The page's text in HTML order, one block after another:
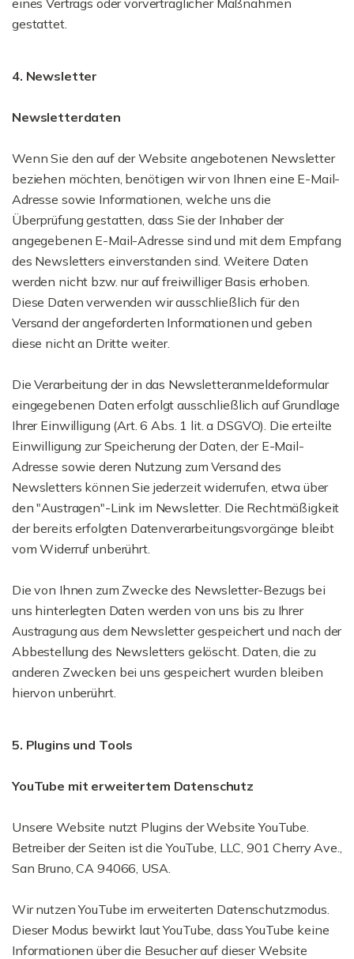
eines Vertrags oder vorvertraglicher Maßnahmen
gestattet.
4. Newsletter
Newsletterdaten
Wenn Sie den auf der Website angebotenen Newsletter
beziehen möchten, benötigen wir von Ihnen eine E-Mail-
Adresse sowie Informationen, welche uns die
Überprüfung gestatten, dass Sie der Inhaber der
angegebenen E-Mail-Adresse sind und mit dem Empfang
des Newsletters einverstanden sind. Weitere Daten
werden nicht bzw. nur auf freiwilliger Basis erhoben.
Diese Daten verwenden wir ausschließlich für den
Versand der angeforderten Informationen und geben
diese nicht an Dritte weiter.
Die Verarbeitung der in das Newsletteranmeldeformular
eingegebenen Daten erfolgt ausschließlich auf Grundlage
Ihrer Einwilligung (Art. 6 Abs. 1 lit. a DSGVO). Die erteilte
Einwilligung zur Speicherung der Daten, der E-Mail-
Adresse sowie deren Nutzung zum Versand des
Newsletters können Sie jederzeit widerrufen, etwa über
den "Austragen"-Link im Newsletter. Die Rechtmäßigkeit
der bereits erfolgten Datenverarbeitungsvorgänge bleibt
vom Widerruf unberührt.
Die von Ihnen zum Zwecke des Newsletter-Bezugs bei
uns hinterlegten Daten werden von uns bis zu Ihrer
Austragung aus dem Newsletter gespeichert und nach der
Abbestellung des Newsletters gelöscht. Daten, die zu
anderen Zwecken bei uns gespeichert wurden bleiben
hiervon unberührt.
5. Plugins und Tools
YouTube mit erweitertem Datenschutz
Unsere Website nutzt Plugins der Website YouTube.
Betreiber der Seiten ist die YouTube, LLC, 901 Cherry Ave.,
San Bruno, CA 94066, USA.
Wir nutzen YouTube im erweiterten Datenschutzmodus.
Dieser Modus bewirkt laut YouTube, dass YouTube keine
Informationen über die Besucher auf dieser Website